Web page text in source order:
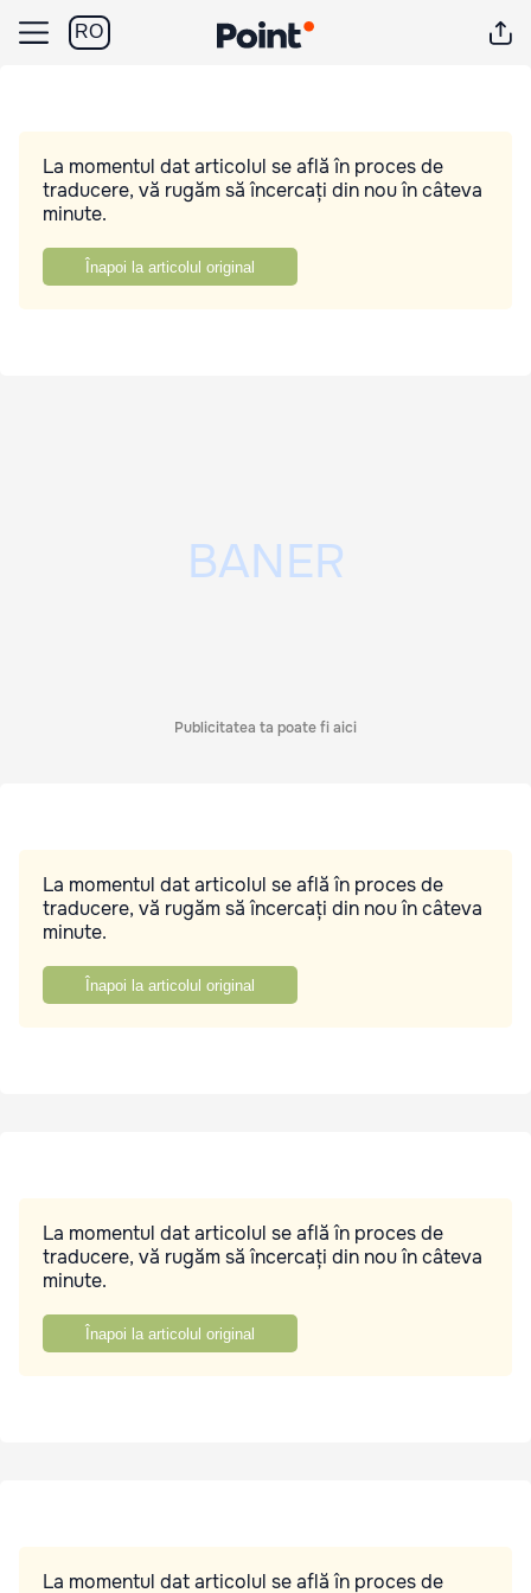
RO
La momentul dat articolul se află în proces de
traducere, vă rugăm să încercați din nou în câteva
minute.
Înapoi la articolul original
Publicitatea ta poate fi aici
La momentul dat articolul se află în proces de
traducere, vă rugăm să încercați din nou în câteva
minute.
Înapoi la articolul original
La momentul dat articolul se află în proces de
traducere, vă rugăm să încercați din nou în câteva
minute.
Înapoi la articolul original
La momentul dat articolul se află în proces de